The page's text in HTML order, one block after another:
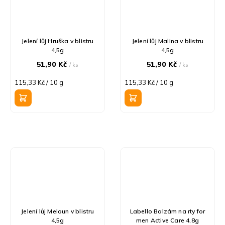
Jelení lůj Hruška v blistru
4,5g
51,90 Kč/ ks
Měrná
cena:
115,33 Kč / 10 g
Jelení lůj Malina v blistru
4,5g
51,90 Kč/ ks
Měrná
cena:
115,33 Kč / 10 g
Jelení lůj Meloun v blistru
4,5g
Labello Balzám na rty for
men Active Care 4,8g